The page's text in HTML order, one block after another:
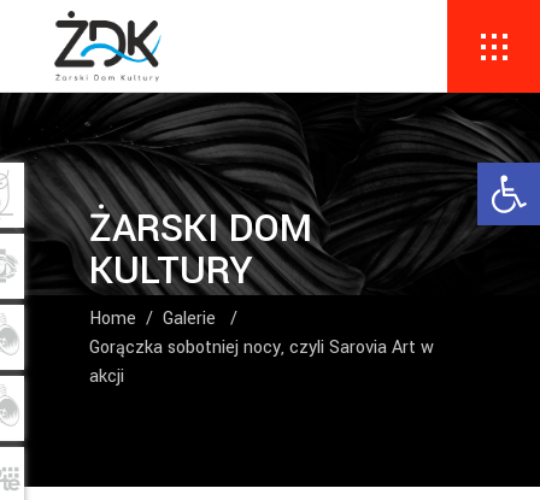
ŻARSKI DOM
KULTURY
Home / Galerie
/
Gorączka sobotniej nocy, czyli Sarovia Art w
akcji